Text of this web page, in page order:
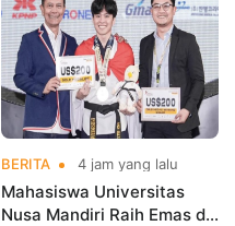
BERITA 4 jam yang lalu
Mahasiswa Universitas
Nusa Mandiri Raih Emas di